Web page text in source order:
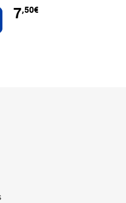
au panier
7,50€